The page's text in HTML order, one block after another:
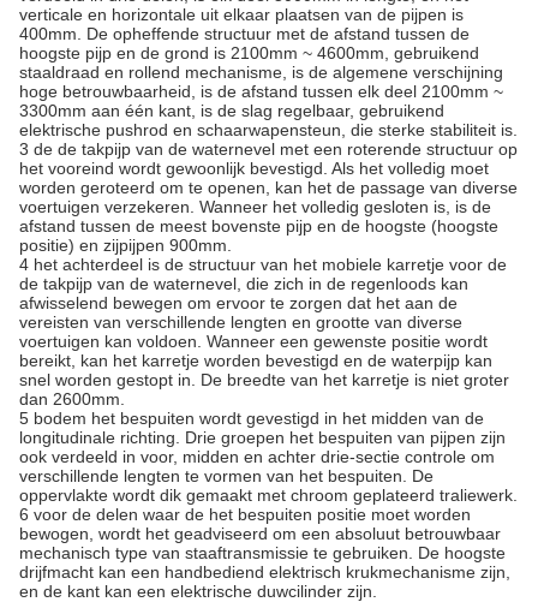
verticale en horizontale uit elkaar plaatsen van de pijpen is
400mm. De opheffende structuur met de afstand tussen de
hoogste pijp en de grond is 2100mm ~ 4600mm, gebruikend
staaldraad en rollend mechanisme, is de algemene verschijning
hoge betrouwbaarheid, is de afstand tussen elk deel 2100mm ~
3300mm aan één kant, is de slag regelbaar, gebruikend
elektrische pushrod en schaarwapensteun, die sterke stabiliteit is.
3 de de takpijp van de waternevel met een roterende structuur op
het vooreind wordt gewoonlijk bevestigd. Als het volledig moet
worden geroteerd om te openen, kan het de passage van diverse
voertuigen verzekeren. Wanneer het volledig gesloten is, is de
afstand tussen de meest bovenste pijp en de hoogste (hoogste
positie) en zijpijpen 900mm.
4 het achterdeel is de structuur van het mobiele karretje voor de
de takpijp van de waternevel, die zich in de regenloods kan
afwisselend bewegen om ervoor te zorgen dat het aan de
vereisten van verschillende lengten en grootte van diverse
voertuigen kan voldoen. Wanneer een gewenste positie wordt
bereikt, kan het karretje worden bevestigd en de waterpijp kan
snel worden gestopt in. De breedte van het karretje is niet groter
dan 2600mm.
5 bodem het bespuiten wordt gevestigd in het midden van de
longitudinale richting. Drie groepen het bespuiten van pijpen zijn
ook verdeeld in voor, midden en achter drie-sectie controle om
verschillende lengten te vormen van het bespuiten. De
oppervlakte wordt dik gemaakt met chroom geplateerd traliewerk.
6 voor de delen waar de het bespuiten positie moet worden
bewogen, wordt het geadviseerd om een absoluut betrouwbaar
mechanisch type van staaftransmissie te gebruiken. De hoogste
drijfmacht kan een handbediend elektrisch krukmechanisme zijn,
en de kant kan een elektrische duwcilinder zijn.